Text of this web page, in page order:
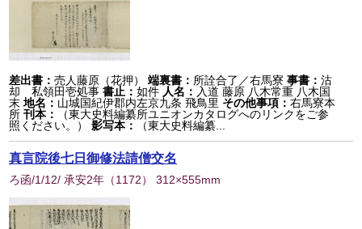
差出書：売人藤原（花押） 端裏書： 所詮合了／右馬寮 事書：沽
却 私領田壱処事 書止：如件 人名： 入道 藤原 八木常重 八木国
末 地名： 山城国紀伊郡内左京九条 飛鳥里 その他事項：右馬寮本
所 刊本：
（東大史料編纂所ユニオンカタログへのリンクをご参
照ください。）
影写本： （東大史料編纂...
真言院後七日御修法請僧交名
ろ函/1/12/ 承安2年 （1172） 312×555mm